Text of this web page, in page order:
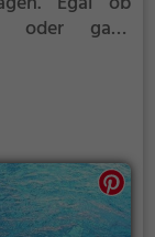
oder ganz